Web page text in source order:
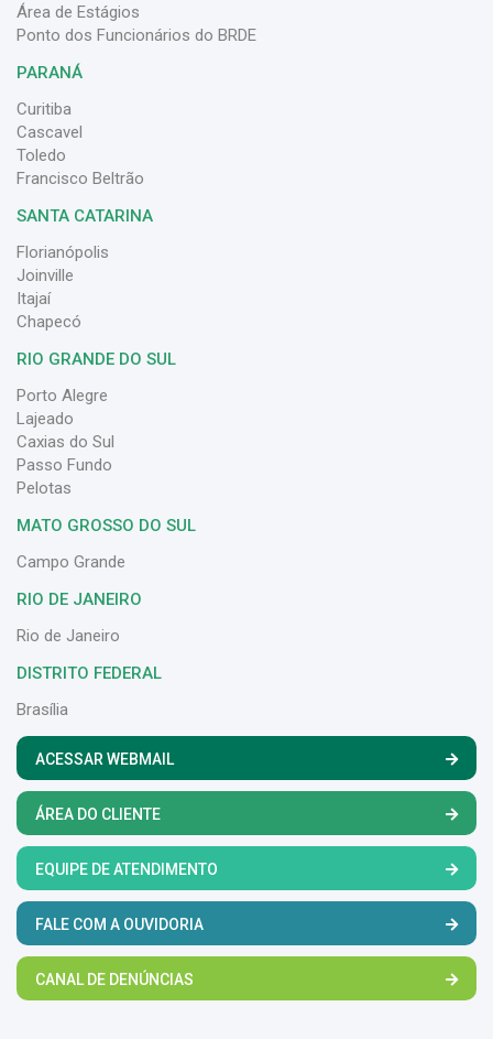
Área de Estágios
Ponto dos Funcionários do BRDE
PARANÁ
Curitiba
Cascavel
Toledo
Francisco Beltrão
SANTA CATARINA
Florianópolis
Joinville
Itajaí
Chapecó
RIO GRANDE DO SUL
Porto Alegre
Lajeado
Caxias do Sul
Passo Fundo
Pelotas
MATO GROSSO DO SUL
Campo Grande
RIO DE JANEIRO
Rio de Janeiro
DISTRITO FEDERAL
Brasília
ACESSAR WEBMAIL
ÁREA DO CLIENTE
EQUIPE DE ATENDIMENTO
FALE COM A OUVIDORIA
CANAL DE DENÚNCIAS